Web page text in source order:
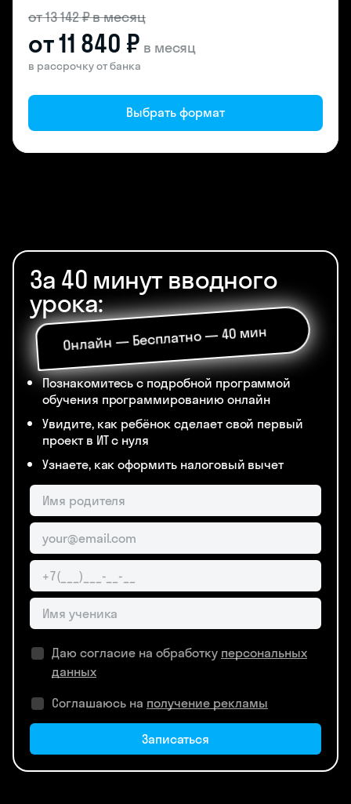
от 13 142 ₽ в месяц
от 11 840 ₽ в месяц
в рассрочку от банка
Выбрать формат
За 40 минут вводного
урока:
Онлайн — Бесплатно — 40 мин
Познакомитесь с подробной программой
обучения программированию онлайн
Увидите, как ребёнок сделает свой первый
проект в ИТ с нуля
Узнаете, как оформить налоговый вычет
Даю согласие на обработку персональных
данных
Соглашаюсь на получение рекламы
Записаться